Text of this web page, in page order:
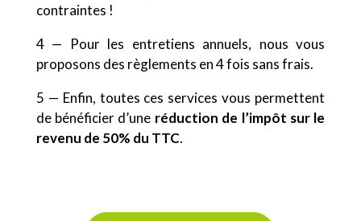
contraintes !
4 — Pour les entretiens annuels, nous vous
proposons des règlements en 4 fois sans frais.
5 — Enfin, toutes ces services vous permettent
de bénéficier d’une réduction de l’impôt sur le
revenu de 50% du TTC.